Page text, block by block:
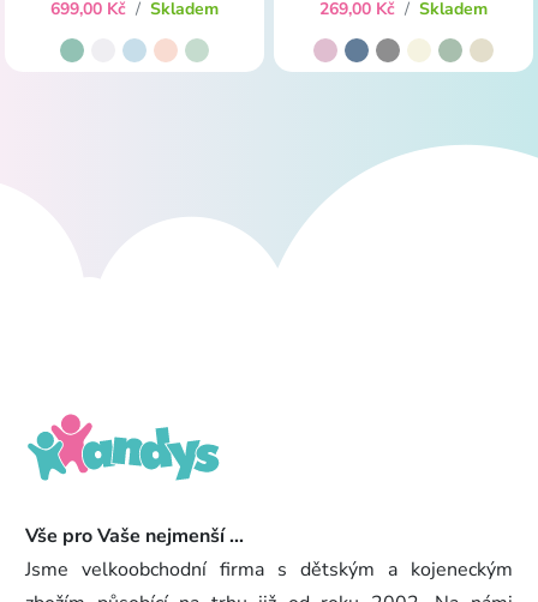
699,00 Kč / Skladem 269,00 Kč / Skladem
Vše pro Vaše nejmenší ...
Jsme velkoobchodní firma s dětským a kojeneckým